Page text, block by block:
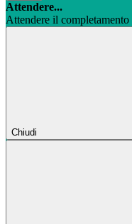
Attendere...
Attendere il
Chiudi